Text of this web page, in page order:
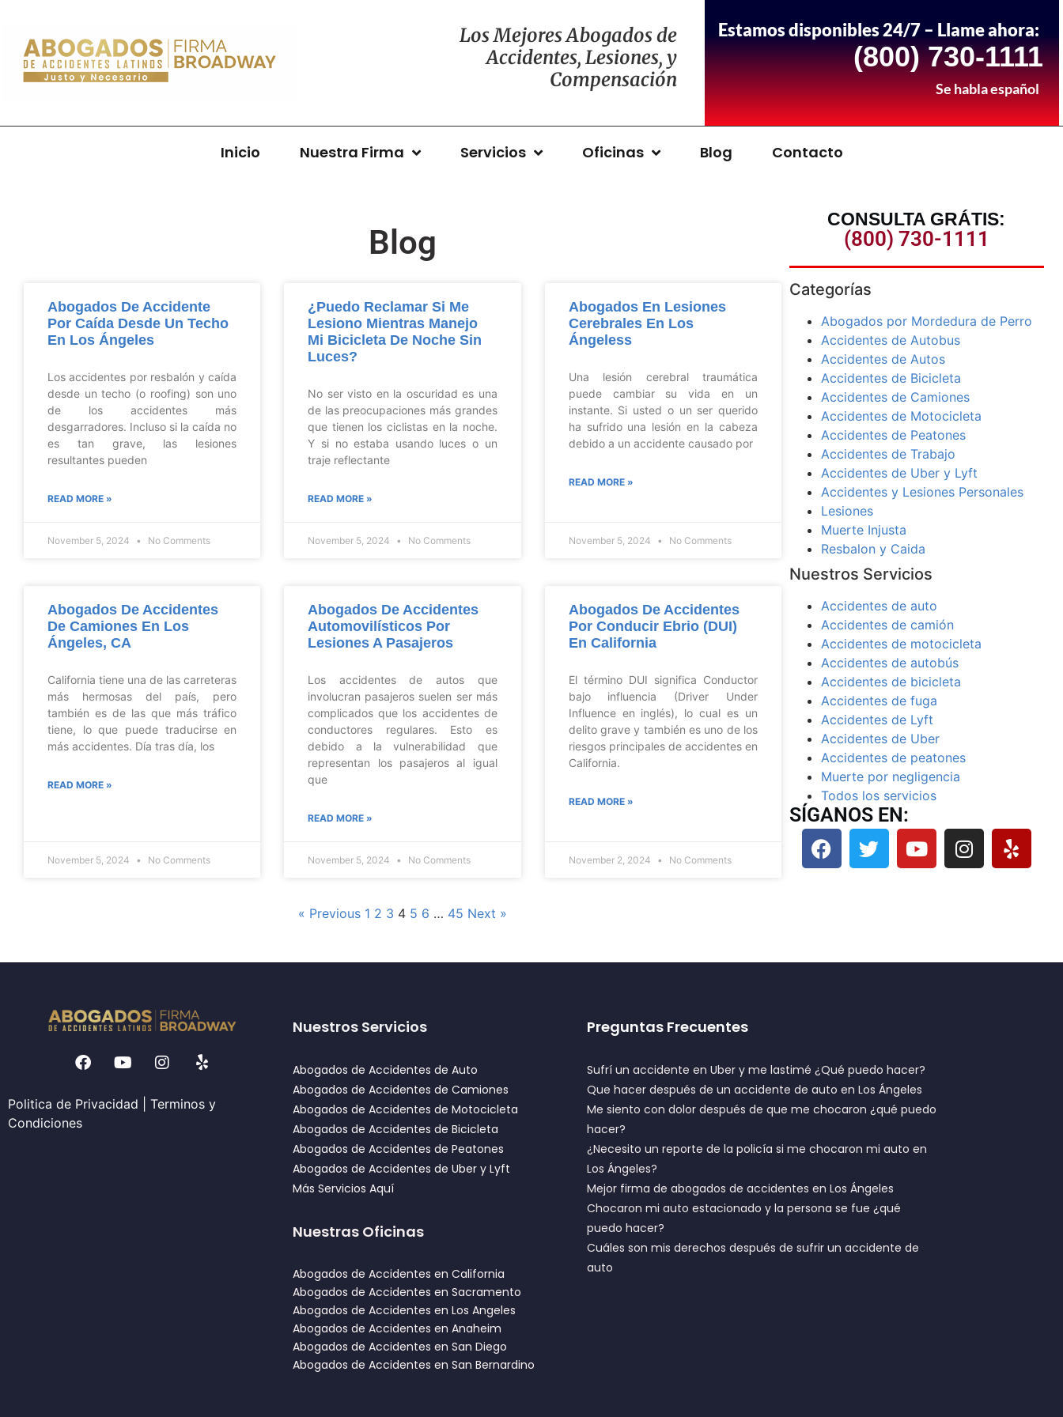
Los Mejores Abogados de
Accidentes, Lesiones, y
Compensación
Estamos disponibles 24/7 – Llame ahora:
(800) 730-1111
Se habla español
Inicio Nuestra Firma Servicios Oficinas Blog Contacto
Blog
Abogados De Accidente
Por Caída Desde Un Techo
En Los Ángeles
Los accidentes por resbalón y caída
desde un techo (o roofing) son uno
de los accidentes más
desgarradores. Incluso si la caída no
es tan grave, las lesiones
resultantes pueden
READ MORE »
November 5, 2024 No Comments
¿Puedo Reclamar Si Me
Lesiono Mientras Manejo
Mi Bicicleta De Noche Sin
Luces?
No ser visto en la oscuridad es una
de las preocupaciones más grandes
que tienen los ciclistas en la noche.
Y si no estaba usando luces o un
traje reflectante
READ MORE »
November 5, 2024 No Comments
Abogados En Lesiones
Cerebrales En Los
Ángeless
Una lesión cerebral traumática
puede cambiar su vida en un
instante. Si usted o un ser querido
ha sufrido una lesión en la cabeza
debido a un accidente causado por
READ MORE »
November 5, 2024 No Comments
Abogados De Accidentes
De Camiones En Los
Ángeles, CA
California tiene una de las carreteras
más hermosas del país, pero
también es de las que más tráfico
tiene, lo que puede traducirse en
más accidentes. Día tras día, los
READ MORE »
November 5, 2024 No Comments
Abogados De Accidentes
Automovilísticos Por
Lesiones A Pasajeros
Los accidentes de autos que
involucran pasajeros suelen ser más
complicados que los accidentes de
conductores regulares. Esto es
debido a la vulnerabilidad que
representan los pasajeros al igual
que
READ MORE »
November 5, 2024 No Comments
Abogados De Accidentes
Por Conducir Ebrio (DUI)
En California
El término DUI significa Conductor
bajo influencia (Driver Under
Influence en inglés), lo cual es un
delito grave y también es uno de los
riesgos principales de accidentes en
California.
READ MORE »
November 2, 2024 No Comments
« Previous 1 2 3 4 5 6 … 45 Next »
CONSULTA GRÁTIS:
(800) 730-1111
Categorías
Abogados por Mordedura de Perro
Accidentes de Autobus
Accidentes de Autos
Accidentes de Bicicleta
Accidentes de Camiones
Accidentes de Motocicleta
Accidentes de Peatones
Accidentes de Trabajo
Accidentes de Uber y Lyft
Accidentes y Lesiones Personales
Lesiones
Muerte Injusta
Resbalon y Caida
Nuestros Servicios
Accidentes de auto
Accidentes de camión
Accidentes de motocicleta
Accidentes de autobús
Accidentes de bicicleta
Accidentes de fuga
Accidentes de Lyft
Accidentes de Uber
Accidentes de peatones
Muerte por negligencia
Todos los servicios
SÍGANOS EN:
Politica de Privacidad
Terminos y
Condiciones
Nuestros Servicios
Abogados de Accidentes de Auto
Abogados de Accidentes de Camiones
Abogados de Accidentes de Motocicleta
Abogados de Accidentes de Bicicleta
Abogados de Accidentes de Peatones
Abogados de Accidentes de Uber y Lyft
Más Servicios Aquí
Nuestras Oficinas
Abogados de Accidentes en California
Abogados de Accidentes en Sacramento
Abogados de Accidentes en Los Angeles
Abogados de Accidentes en Anaheim
Abogados de Accidentes en San Diego
Abogados de Accidentes en San Bernardino
Preguntas Frecuentes
Sufrí un accidente en Uber y me lastimé ¿Qué puedo hacer?
Que hacer después de un accidente de auto en Los Ángeles
Me siento con dolor después de que me chocaron ¿qué puedo
hacer?
¿Necesito un reporte de la policía si me chocaron mi auto en
Los Ángeles?
Mejor firma de abogados de accidentes en Los Ángeles
Chocaron mi auto estacionado y la persona se fue ¿qué
puedo hacer?
Cuáles son mis derechos después de sufrir un accidente de
auto